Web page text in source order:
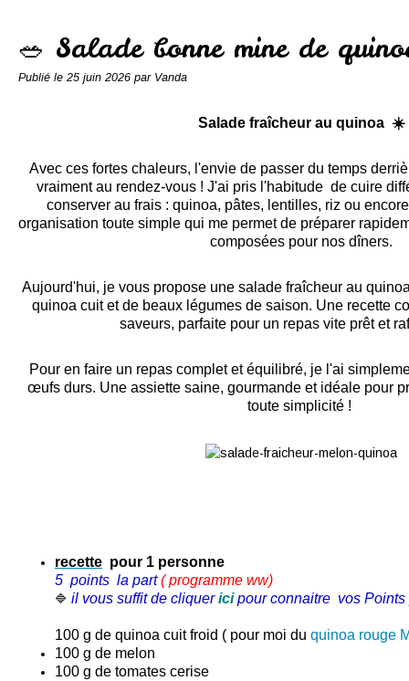
🥗 Salade bonne mine de
Publié le 25 juin 2026 par Vanda
Salade fraîcheur au quinoa ☀️
Avec ces fortes chaleurs, l'envie de passer du temps
vraiment au rendez-vous ! J'ai pris l'habitude de cuire
conserver au frais : quinoa, pâtes, lentilles, riz ou
organisation toute simple qui me permet de préparer
composées pour nos dîners.
Aujourd'hui, je vous propose une salade fraîcheur au
quinoa cuit et de beaux légumes de saison. Une recette
saveurs, parfaite pour un repas vite prêt et
Pour en faire un repas complet et équilibré, je l'ai
œufs durs. Une assiette saine, gourmande et idéale pour
toute simplicité !
recette pour 1 personne
5 points la part( programme ww)
🔷 il vous suffit de cliquer icipour connaitre vos Points
100 g de quinoa cuit froid ( pour moi du quinoa rouge
100 g de melon
100 g de tomates cerise